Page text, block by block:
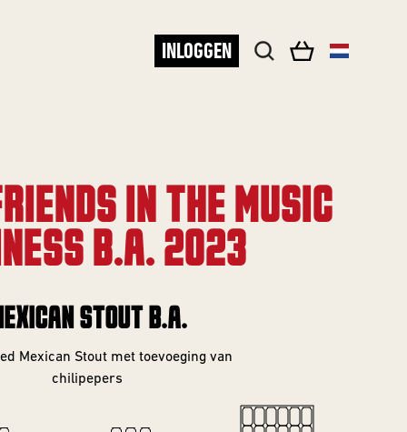
INLOGGEN
IN THE MUSIC
B.A. 2023
STOUT B.A.
Mexican Stout met toevoeging van
chilipepers